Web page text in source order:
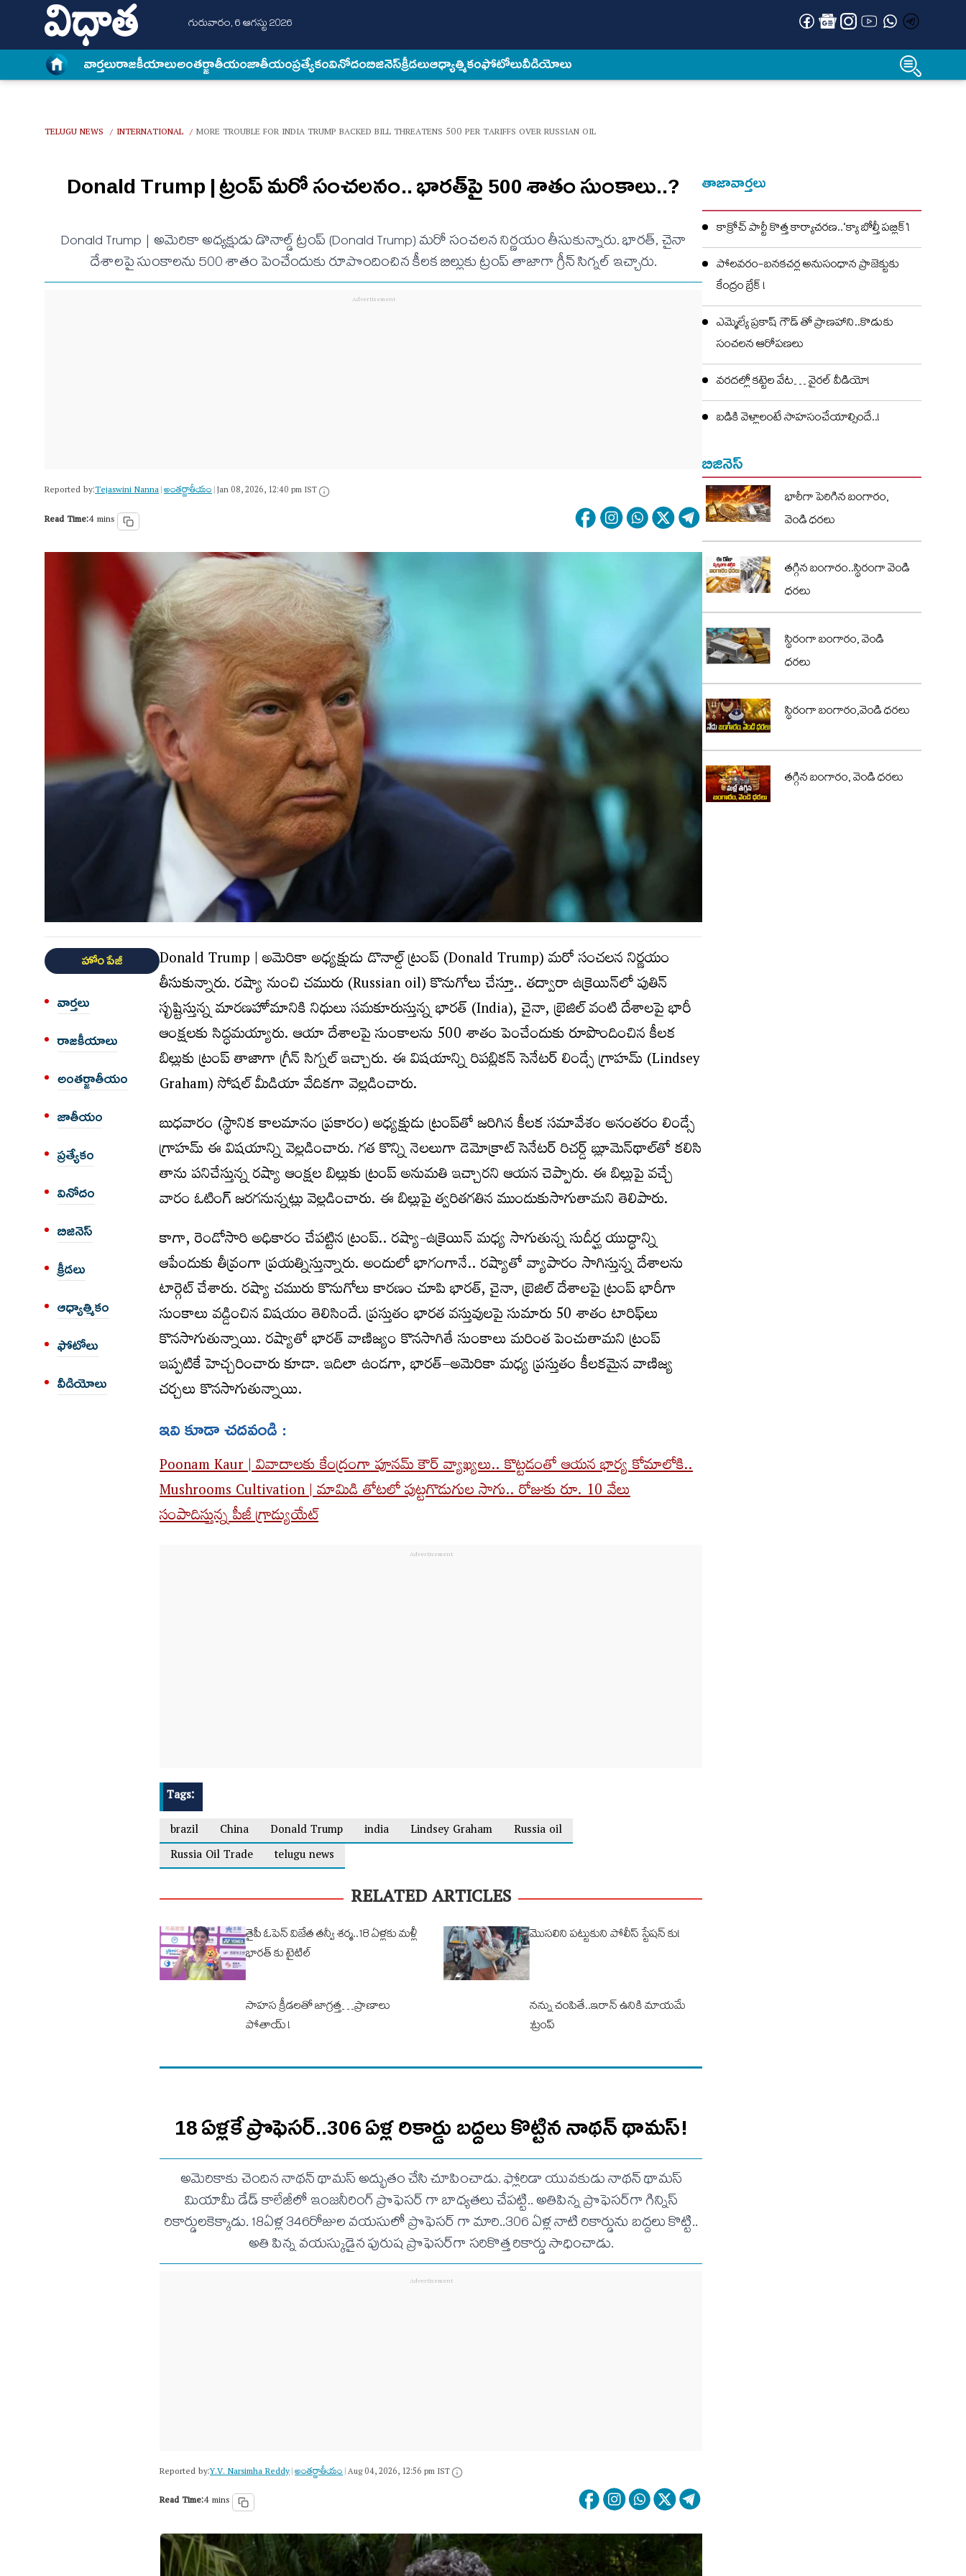
గురువారం, 6 ఆగస్టు 2026
వార్త‌లురాజకీయాలుఅంత‌ర్జాతీయంజాతీయంప్రత్యేకంవినోదంబిజినెస్క్రీడలుఆధ్యాత్మికంఫోటోలువీడియోలు
TELUGU NEWS / INTERNATIONAL / MORE TROUBLE FOR INDIA TRUMP BACKED BILL THREATENS 500 PER TARIFFS OVER RUSSIAN OIL
Donald Trump | ట్రంప్‌ మరో సంచలనం.. భారత్‌పై 500 శాతం సుంకాలు..?
Donald Trump | అమెరికా అధ్యక్షుడు డొనాల్డ్‌ ట్రంప్‌ (Donald Trump) మరో సంచలన నిర్ణయం తీసుకున్నారు. భారత్‌, చైనా
దేశాలపై సుంకాలను 500 శాతం పెంచేందుకు రూపొందించిన కీలక బిల్లుకు ట్రంప్‌ తాజాగా గ్రీన్‌ సిగ్నల్‌ ఇచ్చారు.
Reported by:Tejaswini Nanna|అంత‌ర్జాతీయం|Jan 08, 2026, 12:40 pm IST
Read Time:4 mins
హోం పేజీ
వార్త‌లు
రాజకీయాలు
అంత‌ర్జాతీయం
జాతీయం
ప్రత్యేకం
వినోదం
బిజినెస్
క్రీడలు
ఆధ్యాత్మికం
ఫోటోలు
వీడియోలు
Donald Trump | అమెరికా అధ్యక్షుడు డొనాల్డ్‌ ట్రంప్‌ (Donald Trump) మరో సంచలన నిర్ణయం
తీసుకున్నారు. రష్యా నుంచి చమురు (Russian oil) కొనుగోలు చేస్తూ.. తద్వారా ఉక్రెయిన్‌లో పుతిన్‌
సృష్టిస్తున్న మారణహోమానికి నిధులు సమకూరుస్తున్న భారత్ (India)‌, చైనా, బ్రెజిల్‌ వంటి దేశాలపై భారీ
ఆంక్షలకు సిద్ధమయ్యారు. ఆయా దేశాలపై సుంకాలను 500 శాతం పెంచేందుకు రూపొందించిన కీలక
బిల్లుకు ట్రంప్‌ తాజాగా గ్రీన్‌ సిగ్నల్‌ ఇచ్చారు. ఈ విషయాన్ని రిపబ్లికన్‌ సెనేటర్‌ లిండ్సే గ్రాహమ్‌ (Lindsey
Graham) సోషల్‌ మీడియా వేదికగా వెల్లడించారు.
బుధవారం (స్థానిక కాలమానం ప్రకారం) అధ్యక్షుడు ట్రంప్‌తో జరిగిన కీలక సమావేశం అనంతరం లిండ్సే
గ్రాహమ్‌ ఈ విషయాన్ని వెల్లడించారు. గత కొన్ని నెలలుగా డెమోక్రాట్‌ సెనేటర్‌ రిచర్డ్‌ బ్లూమెన్‌థాల్‌తో కలిసి
తాను పనిచేస్తున్న రష్యా ఆంక్షల బిల్లుకు ట్రంప్‌ అనుమతి ఇచ్చారని ఆయన చెప్పారు. ఈ బిల్లుపై వచ్చే
వారం ఓటింగ్‌ జరగనున్నట్లు వెల్లడించారు. ఈ బిల్లుపై త్వరితగతిన ముందుకుసాగుతామని తెలిపారు.
కాగా, రెండోసారి అధికారం చేపట్టిన ట్రంప్‌.. రష్యా-ఉక్రెయిన్‌ మధ్య సాగుతున్న సుదీర్ఘ యుద్ధాన్ని
ఆపేందుకు తీవ్రంగా ప్రయత్నిస్తున్నారు. అందులో భాగంగానే.. రష్యాతో వ్యాపారం సాగిస్తున్న దేశాలను
టార్గెట్‌ చేశారు. రష్యా చమురు కొనుగోలు కారణం చూపి భారత్‌, చైనా, బ్రెజిల్‌ దేశాలపై ట్రంప్‌ భారీగా
సుంకాలు వడ్డించిన విషయం తెలిసిందే. ప్రస్తుతం భారత వస్తువులపై సుమారు 50 శాతం టారిఫ్‌లు
కొనసాగుతున్నాయి. రష్యాతో భారత్ వాణిజ్యం కొనసాగితే సుంకాలు మరింత పెంచుతామని ట్రంప్‌
ఇప్పటికే హెచ్చరించారు కూడా. ఇదిలా ఉండగా, భారత్–అమెరికా మధ్య ప్రస్తుతం కీలకమైన వాణిజ్య
చర్చలు కొనసాగుతున్నాయి.
ఇవి కూడా చదవండి :
Poonam Kaur | వివాదాలకు కేంద్రంగా పూనమ్ కౌర్ వ్యాఖ్యలు.. కొట్ట‌డంతో ఆయ‌న భార్య కోమాలోకి..
Mushrooms Cultivation | మామిడి తోట‌లో పుట్ట‌గొడుగుల సాగు.. రోజుకు రూ. 10 వేలు
సంపాదిస్తున్న పీజీ గ్రాడ్యుయేట్
Tags:
brazil
China Donald Trump india Lindsey Graham
Russia oil
Russia Oil Trade
telugu news
RELATED ARTICLES
తైపీ ఓపెన్‌ విజేత తన్వీ శర్మ..18 ఏళ్లకు మళ్లీ
భారత్ కు టైటిల్‌
మొసలిని పట్టుకుని పోలీస్ స్టేషన్ కు!
సాహస క్రీడలతో జాగ్రత్త…ప్రాణాలు
పోతాయ్ !
నన్ను చంపితే..ఇరాన్ ఉనికి మాయమే
:ట్రంప్
18 ఏళ్లకే ప్రొఫెసర్‌..306 ఏళ్ల రికార్డు బద్దలు కొట్టిన నాథన్ థామస్!
అమెరికాకు చెందిన నాథన్ థామస్ అద్భుతం చేసి చూపించాడు. ఫ్లోరిడా యువకుడు నాథన్ థామస్
మియామీ డేడ్ కాలేజీలో ఇంజనీరింగ్ ప్రొఫెసర్ గా బాధ్యతలు చేపట్టి.. అతిపిన్న ప్రొఫెసర్‌గా గిన్నిస్‌
రికార్డులకెక్కాడు. 18ఏళ్ల 346రోజుల వయసులో ప్రొఫెసర్ గా మారి..306 ఏళ్ల నాటి రికార్డును బద్దలు కొట్టి..
అతి పిన్న వయస్కుడైన పురుష ప్రొఫెసర్‌గా సరికొత్త రికార్డు సాధించాడు.
Reported by:Y.V. Narsimha Reddy|అంత‌ర్జాతీయం|Aug 04, 2026, 12:56 pm IST
Read Time:4 mins
తాజావార్తలు
కాక్రోచ్ పార్టీ కొత్త కార్యాచరణ..‘క్యా బోల్తీ పబ్లిక్’!
పోలవరం-బనకచర్ల అనుసంధాన ప్రాజెక్టుకు
కేంద్రం బ్రేక్ !
ఎమ్మెల్యే ప్రకాష్ గౌడ్ తో ప్రాణహాని..కొడుకు
సంచలన ఆరోపణలు
వరదల్లో కట్టెల వేట… వైరల్ వీడియో!
బడికి వెళ్లాలంటే సాహసంచేయాల్సిందే..!
బిజినెస్
భారీగా పెరిగిన బంగారం,
వెండి ధరలు
తగ్గిన బంగారం..స్థిరంగా వెండి
ధరలు
స్థిరంగా బంగారం, వెండి
ధరలు
స్థిరంగా బంగారం,వెండి ధరలు
తగ్గిన బంగారం, వెండి ధరలు